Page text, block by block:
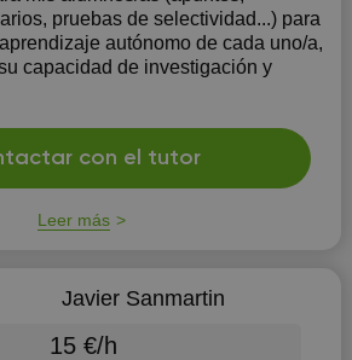
pruebas de selectividad...) para
autónomo de cada uno/a,
capacidad de investigación y
con el tutor
Leer más
Javier Sanmartin
15 €/h